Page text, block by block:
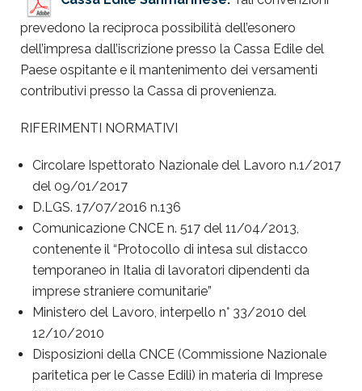
prevedono la reciproca possibilità dell’esonero
dell’impresa dall’iscrizione presso la Cassa Edile del
Paese ospitante e il mantenimento dei versamenti
contributivi presso la Cassa di provenienza.
RIFERIMENTI NORMATIVI
Circolare Ispettorato Nazionale del Lavoro n.1/2017
del 09/01/2017
D.LGS. 17/07/2016 n.136
Comunicazione CNCE n. 517 del 11/04/2013,
contenente il “Protocollo di intesa sul distacco
temporaneo in Italia di lavoratori dipendenti da
imprese straniere comunitarie”
Ministero del Lavoro, interpello n° 33/2010 del
12/10/2010
Disposizioni della CNCE (Commissione Nazionale
paritetica per le Casse Edili) in materia di Imprese